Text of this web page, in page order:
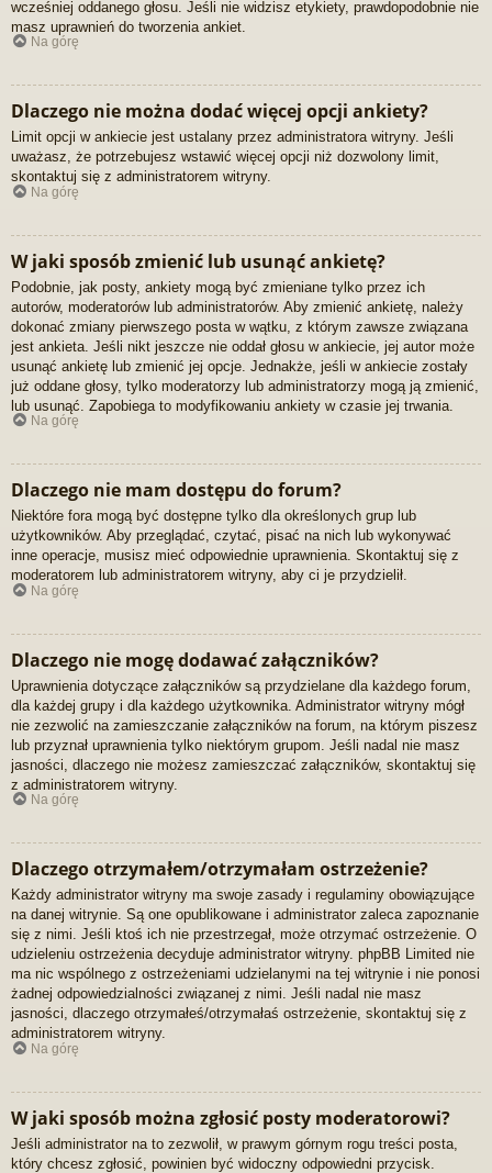
wcześniej oddanego głosu. Jeśli nie widzisz etykiety, prawdopodobnie nie
masz uprawnień do tworzenia ankiet.
Na górę
Dlaczego nie można dodać więcej opcji ankiety?
Limit opcji w ankiecie jest ustalany przez administratora witryny. Jeśli
uważasz, że potrzebujesz wstawić więcej opcji niż dozwolony limit,
skontaktuj się z administratorem witryny.
Na górę
W jaki sposób zmienić lub usunąć ankietę?
Podobnie, jak posty, ankiety mogą być zmieniane tylko przez ich
autorów, moderatorów lub administratorów. Aby zmienić ankietę, należy
dokonać zmiany pierwszego posta w wątku, z którym zawsze związana
jest ankieta. Jeśli nikt jeszcze nie oddał głosu w ankiecie, jej autor może
usunąć ankietę lub zmienić jej opcje. Jednakże, jeśli w ankiecie zostały
już oddane głosy, tylko moderatorzy lub administratorzy mogą ją zmienić,
lub usunąć. Zapobiega to modyfikowaniu ankiety w czasie jej trwania.
Na górę
Dlaczego nie mam dostępu do forum?
Niektóre fora mogą być dostępne tylko dla określonych grup lub
użytkowników. Aby przeglądać, czytać, pisać na nich lub wykonywać
inne operacje, musisz mieć odpowiednie uprawnienia. Skontaktuj się z
moderatorem lub administratorem witryny, aby ci je przydzielił.
Na górę
Dlaczego nie mogę dodawać załączników?
Uprawnienia dotyczące załączników są przydzielane dla każdego forum,
dla każdej grupy i dla każdego użytkownika. Administrator witryny mógł
nie zezwolić na zamieszczanie załączników na forum, na którym piszesz
lub przyznał uprawnienia tylko niektórym grupom. Jeśli nadal nie masz
jasności, dlaczego nie możesz zamieszczać załączników, skontaktuj się
z administratorem witryny.
Na górę
Dlaczego otrzymałem/otrzymałam ostrzeżenie?
Każdy administrator witryny ma swoje zasady i regulaminy obowiązujące
na danej witrynie. Są one opublikowane i administrator zaleca zapoznanie
się z nimi. Jeśli ktoś ich nie przestrzegał, może otrzymać ostrzeżenie. O
udzieleniu ostrzeżenia decyduje administrator witryny. phpBB Limited nie
ma nic wspólnego z ostrzeżeniami udzielanymi na tej witrynie i nie ponosi
żadnej odpowiedzialności związanej z nimi. Jeśli nadal nie masz
jasności, dlaczego otrzymałeś/otrzymałaś ostrzeżenie, skontaktuj się z
administratorem witryny.
Na górę
W jaki sposób można zgłosić posty moderatorowi?
Jeśli administrator na to zezwolił, w prawym górnym rogu treści posta,
który chcesz zgłosić, powinien być widoczny odpowiedni przycisk.